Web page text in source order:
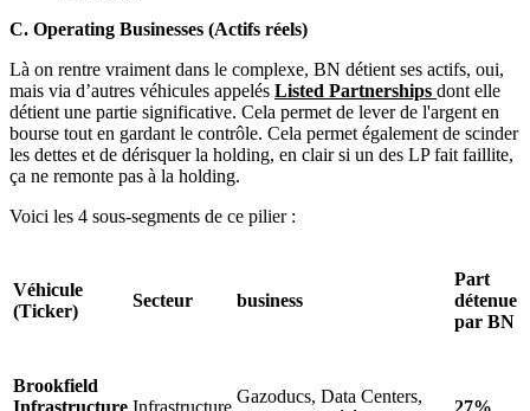
C. Operating Businesses (Actifs réels)
Là on rentre vraiment dans le complexe, BN détient ses actifs, oui,
mais via d’autres véhicules appelés Listed Partnerships dont elle
détient une partie significative. Cela permet de lever de l'argent en
bourse tout en gardant le contrôle. Cela permet également de scinder
les dettes et de dérisquer la holding, en clair si un des LP fait faillite,
ça ne remonte pas à la holding.
Voici les 4 sous-segments de ce pilier :
Véhicule
(Ticker)
Secteur business
Part
détenue
par BN
Brookfield
Infrastructure Infrastructure
Gazoducs, Data Centers,
27%